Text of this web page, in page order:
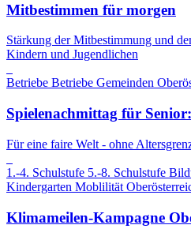
Mitbestimmen für morgen
Stärkung der Mitbestimmung und
Kindern und Jugendlichen
Betriebe Betriebe Gemeinden
Spielenachmittag für
Für eine faire Welt - ohne
1.-4. Schulstufe 5.-8. Schulstufe
Kindergarten Moblilität
Klimameilen-Kampagne